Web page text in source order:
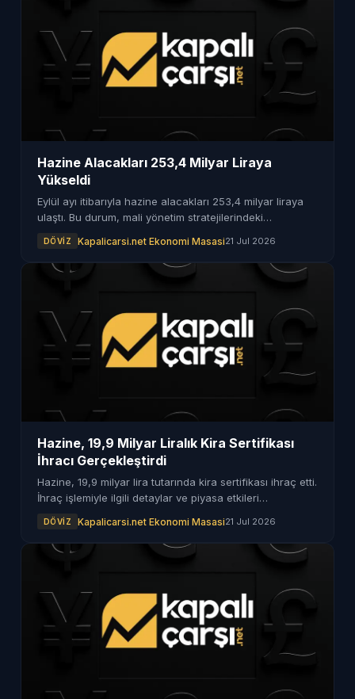
Hazine Alacakları 253,4 Milyar Liraya
Yükseldi
Eylül ayı itibarıyla hazine alacakları 253,4 milyar liraya
ulaştı. Bu durum, mali yönetim stratejilerindeki
DÖVIZ Kapalicarsi.net Ekonomi Masasi21 Jul 2026
Hazine, 19,9 Milyar Liralık Kira Sertifikası
İhracı Gerçekleştirdi
Hazine, 19,9 milyar lira tutarında kira sertifikası ihraç etti.
İhraç işlemiyle ilgili detaylar ve piyasa etkileri
DÖVIZ Kapalicarsi.net Ekonomi Masasi21 Jul 2026